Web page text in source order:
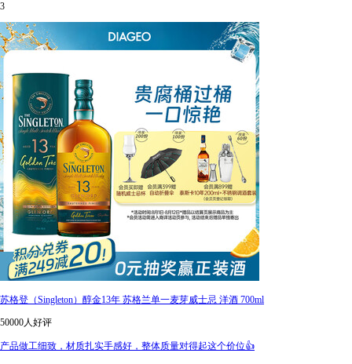
3
苏格登（Singleton）醇金13年 苏格兰单一麦芽威士忌 洋酒 700ml
50000人好评
产品做工细致，材质扎实手感好，整体质量对得起这个价位👍